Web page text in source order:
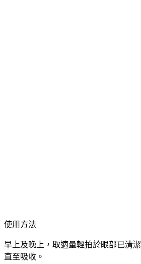
使用方法
早上及晚上，取適量輕拍於眼部已清
直至吸收。